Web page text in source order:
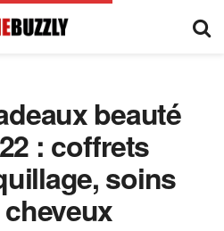
beauté
: coffrets
soins